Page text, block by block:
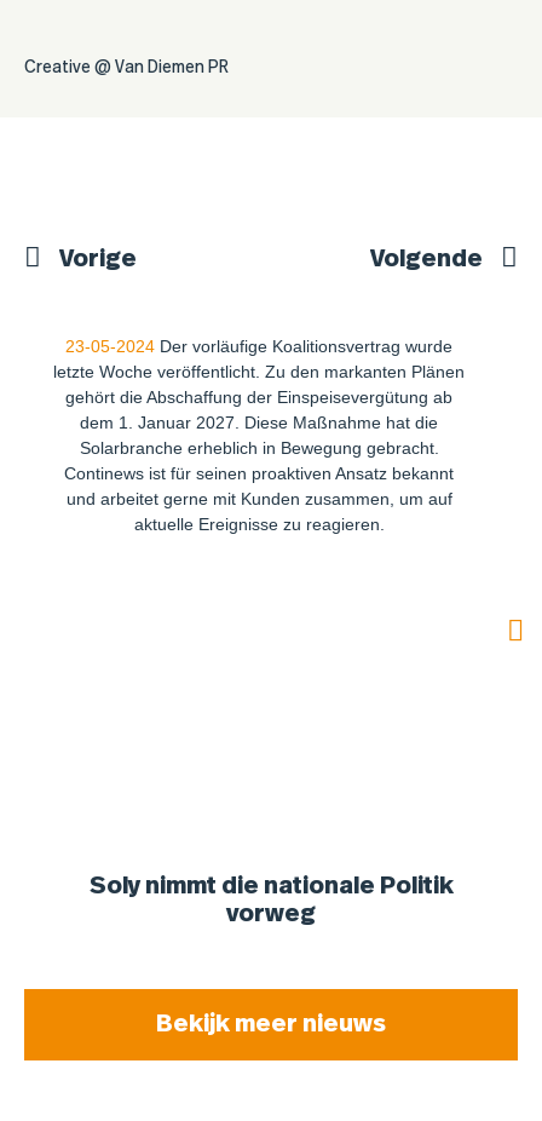
Creative @ Van Diemen PR
Vorige Volgende
23-05-2024 Der vorläufige Koalitionsvertrag wurde
letzte Woche veröffentlicht. Zu den markanten Plänen
gehört die Abschaffung der Einspeisevergütung ab
dem 1. Januar 2027. Diese Maßnahme hat die
Solarbranche erheblich in Bewegung gebracht.
Continews ist für seinen proaktiven Ansatz bekannt
und arbeitet gerne mit Kunden zusammen, um auf
aktuelle Ereignisse zu reagieren.
Soly nimmt die nationale Politik
vorweg
Bekijk meer nieuws